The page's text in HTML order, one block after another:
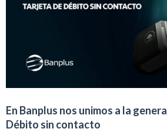
En Banplus nos unimos a la
Débito sin contacto